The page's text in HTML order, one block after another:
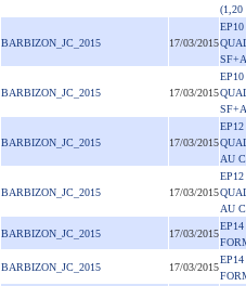
(1,20
BARBIZON_JC_2015 17/03/2015
BARBIZON_JC_2015 17/03/2015
BARBIZON_JC_2015 17/03/2015
AU
BARBIZON_JC_2015 17/03/2015
AU
BARBIZON_JC_2015 17/03/2015
EP14
BARBIZON_JC_2015 17/03/2015
EP14